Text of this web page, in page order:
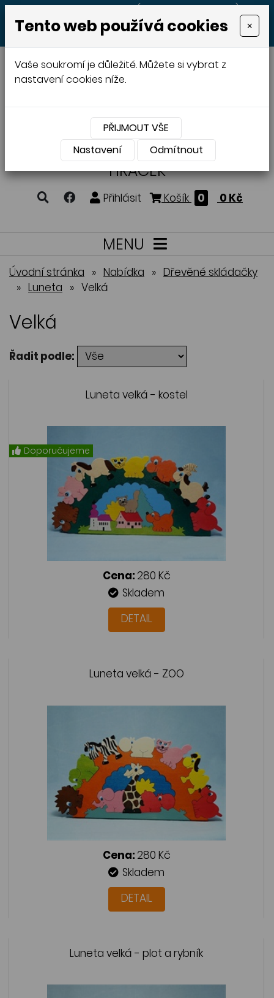
MENU
VÝROBA A PRODEJDŘEVĚNÝCH
HRAČEK
Přihlásit Košík 0 0 Kč
MENU
Úvodní stránka » Nabídka » Dřevěné skládačky
» Luneta » Velká
Velká
Řadit podle:
Luneta velká - kostel
Doporučujeme
Cena: 280 Kč
Skladem
DETAIL
Luneta velká - ZOO
Cena: 280 Kč
Skladem
DETAIL
Luneta velká - plot a rybník
Tento web používá cookies ×
Vaše soukromí je důležité. Můžete si vybrat z
nastavení cookies níže.
PŘIJMOUT VŠE
Nastavení
Odmítnout